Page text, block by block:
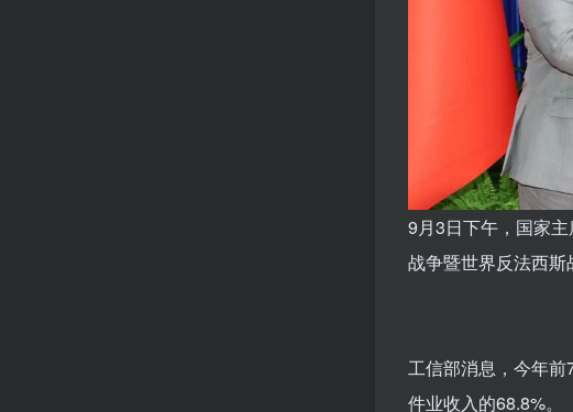
9月3日下午，国家
战争暨世界反法西
工信部消息，今年
件业收入的68.8%。